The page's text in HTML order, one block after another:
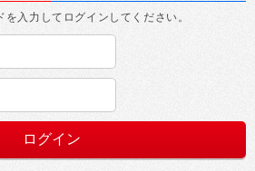
入力してログインしてください。